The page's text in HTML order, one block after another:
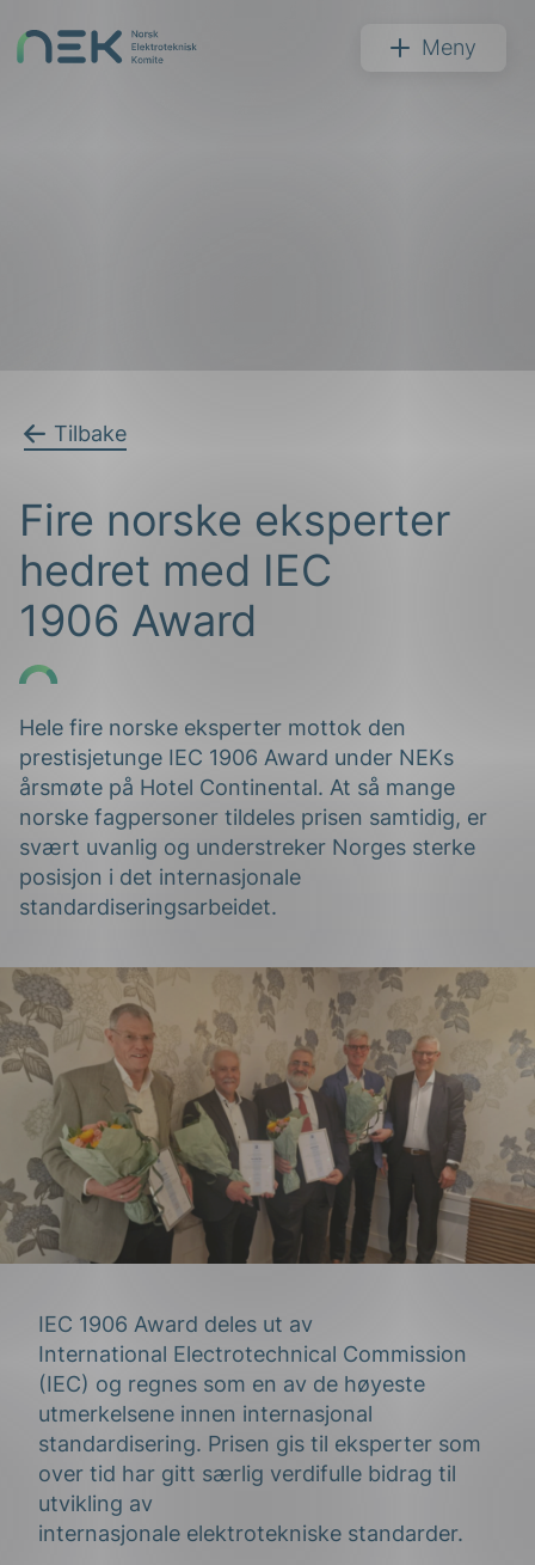
NEK Meny
Tilbake
Fire norske eksperter
hedret med IEC
1906 Award
Hele fire norske eksperter mottok den
prestisjetunge IEC 1906 Award under NEKs
årsmøte på Hotel Continental. At så mange
norske fagpersoner tildeles prisen samtidig, er
svært uvanlig og understreker Norges sterke
posisjon i det internasjonale
standardiseringsarbeidet.
IEC 1906 Award deles ut av
International Electrotechnical Commission
(IEC) og regnes som en av de høyeste
utmerkelsene innen internasjonal
standardisering. Prisen gis til eksperter som
over tid har gitt særlig verdifulle bidrag til
utvikling av
internasjonale elektrotekniske standarder.